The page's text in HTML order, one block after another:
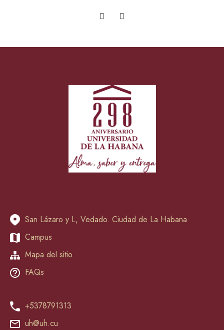
San Lázaro y L, Vedado. Ciudad de La Habana
Campus
Mapa del sitio
FAQs
+5378791313
uh@uh.cu